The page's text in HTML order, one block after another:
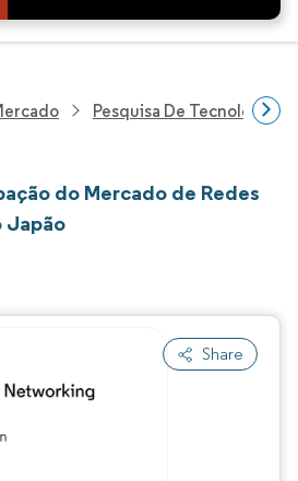
Pesquisa De Tecnologia,
do Mercado de Redes
Japão
Share